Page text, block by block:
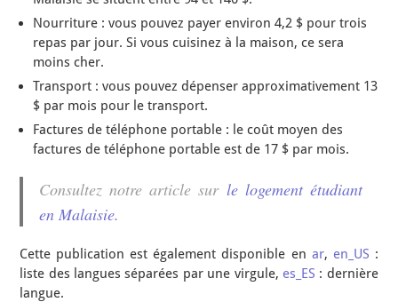
Nourriture : vous pouvez payer environ 4,2 $ pour trois
repas par jour. Si vous cuisinez à la maison, ce sera
moins cher.
Transport : vous pouvez dépenser approximativement 13
$ par mois pour le transport.
Factures de téléphone portable : le coût moyen des
factures de téléphone portable est de 17 $ par mois.
Consultez notre article sur le logement étudiant
en Malaisie.
Cette publication est également disponible en ar, en_US :
liste des langues séparées par une virgule, es_ES : dernière
langue.